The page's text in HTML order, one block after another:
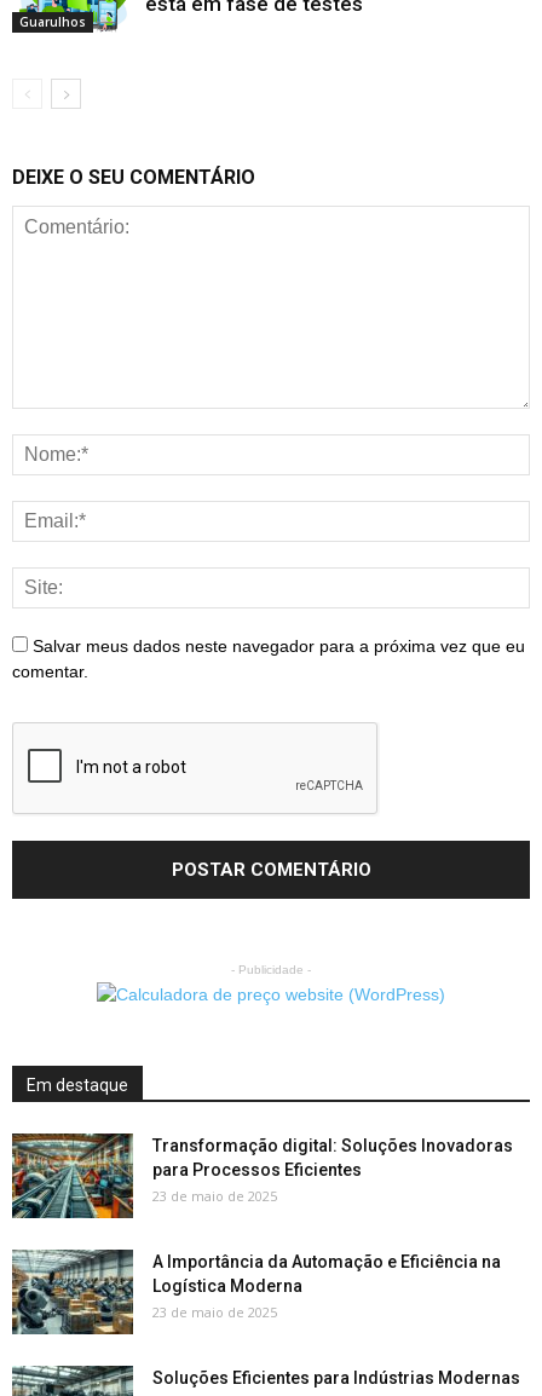
Guarulhos
DEIXE O SEU COMENTÁRIO
Salvar meus dados neste navegador para a próxima vez que eu
comentar.
- Publicidade -
Em destaque
Transformação digital: Soluções Inovadoras
para Processos Eficientes
23 de maio de 2025
A Importância da Automação e Eficiência na
Logística Moderna
23 de maio de 2025
Soluções Eficientes para Indústrias Modernas